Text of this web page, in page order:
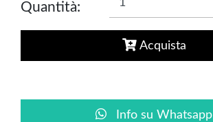
Quantità:
Acquista
Info su Whatsapp